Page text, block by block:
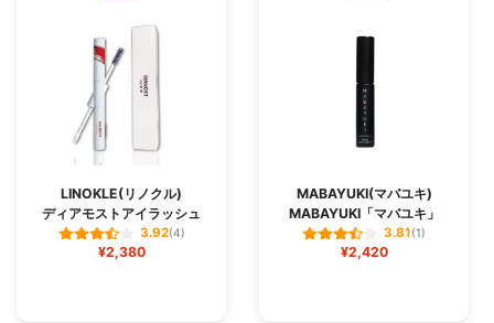
LINOKLE(リノクル)
ディアモストアイラッシュ
3.92(4)
¥2,380
MABAYUKI(マバユキ)
MABAYUKI「マバユキ」
3.81(1)
¥2,420